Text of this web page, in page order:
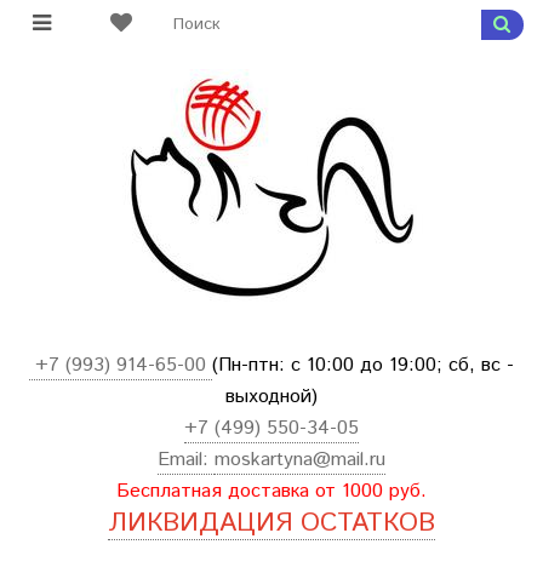
+7 (993) 914-65-00 (Пн-птн: с 10:00 до 19:00; сб, вс -
выходной)
+7 (499) 550-34-05
Email: moskartyna@mail.ru
Бесплатная доставка от 1000 руб.
ЛИКВИДАЦИЯ ОСТАТКОВ